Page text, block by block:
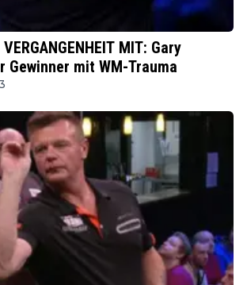
VERGANGENHEIT MIT: Gary
Gewinner mit WM-Trauma